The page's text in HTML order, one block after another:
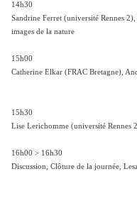
14h30
Sandrine Ferret (université Rennes
images de la nature
15h00
Catherine Elkar (FRAC Bretagne),
15h30
Lise Lerichomme (université Rennes
16h00 > 16h30
Discussion, Clôture de la journée,